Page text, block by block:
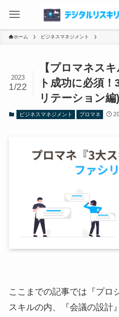
ホーム ビジネスマネジメント
【プロマネス
ト成功に必須
リテーション編)
2023
1/22
ビジネスマネジメント プロマネ
ここまでの記事では『プロ
スキルの内、『会議の設計